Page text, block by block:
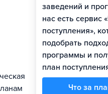
заведений и
нас есть сервис
поступления»,
подобрать
программы и
план
Что за